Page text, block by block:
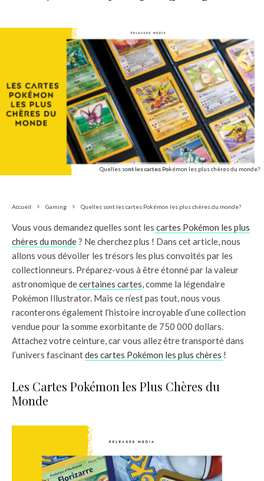
Quelles sont les cartes Pokémon les plus chères du monde?
Accueil Gaming Quelles sont les cartes Pokémon les plus chères du monde?
Vous vous demandez quelles sont les cartes Pokémon les plus
chères du monde? Ne cherchez plus ! Dans cet article, nous
allons vous dévoiler les trésors les plus convoités par les
collectionneurs. Préparez-vous à être étonné par la valeur
astronomique decertaines cartes, comme la légendaire
Pokémon Illustrator. Mais ce n’est pas tout, nous vous
raconterons également l’histoire incroyable d’une collection
vendue pour la somme exorbitante de 750 000 dollars.
Attachez votre ceinture, car vous allez être transporté dans
l’univers fascinantdes cartes Pokémon les plus chères !
Les Cartes Pokémon les Plus Chères du
Monde